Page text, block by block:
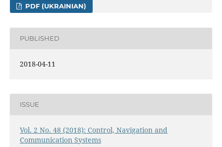
PDF (UKRAINIAN)
PUBLISHED
2018-04-11
ISSUE
Vol. 2 No. 48 (2018): Control, Navigation and
Communication Systems